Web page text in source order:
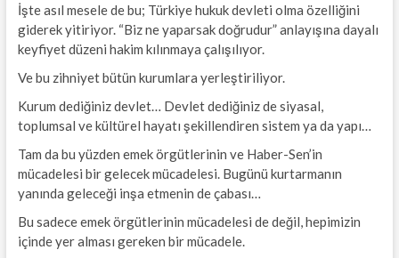
İşte asıl mesele de bu; Türkiye hukuk devleti olma özelliğini
giderek yitiriyor. “Biz ne yaparsak doğrudur” anlayışına dayalı
keyfiyet düzeni hakim kılınmaya çalışılıyor.
Ve bu zihniyet bütün kurumlara yerleştiriliyor.
Kurum dediğiniz devlet… Devlet dediğiniz de siyasal,
toplumsal ve kültürel hayatı şekillendiren sistem ya da yapı…
Tam da bu yüzden emek örgütlerinin ve Haber-Sen’in
mücadelesi bir gelecek mücadelesi. Bugünü kurtarmanın
yanında geleceği inşa etmenin de çabası…
Bu sadece emek örgütlerinin mücadelesi de değil, hepimizin
içinde yer alması gereken bir mücadele.